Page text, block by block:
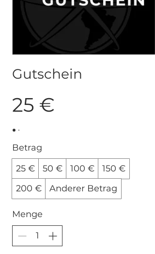
Gutschein
25 €
Betrag
25 €
50 € 100 €
150 €
200 €
Anderer Betrag
Menge